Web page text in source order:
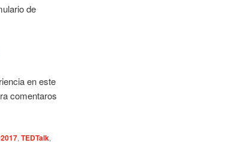
de
en este
comentaros
, TEDTalk,